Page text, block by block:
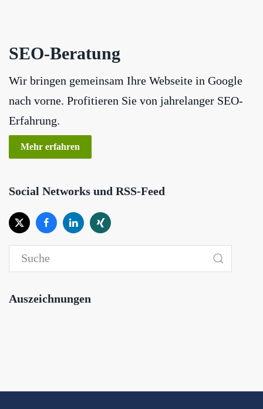
SEO-Beratung
Wir bringen gemeinsam Ihre Webseite in Google
nach vorne. Profitieren Sie von jahrelanger SEO-
Erfahrung.
Mehr erfahren
Social Networks und RSS-Feed
Auszeichnungen